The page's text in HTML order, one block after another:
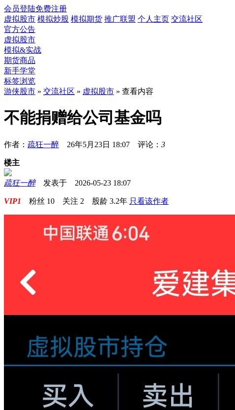
会员登陆免费注册
虚拟股市 模拟炒股 模拟期货 推广联盟 个人主页 交流社区
官方公告
虚拟股市
模拟&实战
期货商品
新手学堂
标签浏览
游侠股市 » 交流社区 » 虚拟股市 » 查看内容
不能捐赠给公司基金吗
作者： 疏狂一醉 26年5月23日 18:07 评论： 3
楼主
疏狂一醉发表于 2026-05-23 18:07
VIP1 粉丝 10 关注 2 股龄 3.2年 只看该作者